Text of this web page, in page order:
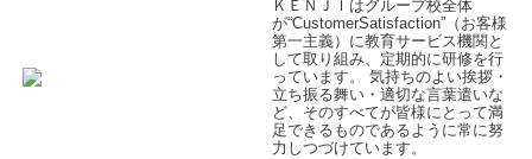
ＫＥＮＪＩはグループ校全体
が“CustomerSatisfaction”（お客様
第一主義）に教育サービス機関と
して取り組み、定期的に研修を行
っています。 気持ちのよい挨拶・
立ち振る舞い・適切な言葉遣いな
ど、そのすべてが皆様にとって満
足できるものであるように常に努
力しつづけています。